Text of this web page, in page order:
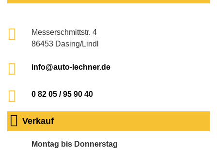
Messerschmittstr. 4
86453 Dasing/Lindl
info@auto-lechner.de
0 82 05 / 95 90 40
Verkauf
Montag bis Donnerstag